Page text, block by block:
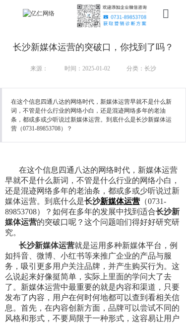
服务
行业
资讯
我们
长沙新媒体运营的突破口，你找到了吗？
来源： 时间：2025-01-02 分类：长沙
在这个信息四通八达的网络时代，新媒体运营早就不是什么新
词，不管是什么行业的网络小白，还是混迹网络多年的老油
条，都或多或少听说过新媒体运营。到底什么是长沙新媒体运
营（0731-89853708）？
在这个信息四通八达的网络时代，新媒体运营
早就不是什么新词，不管是什么行业的网络小白，
还是混迹网络多年的老油条，都或多或少听说过新
媒体运营。到底什么是长沙新媒体运营 （0731-
89853708）？如何在多年的发展中找到适合长沙新
媒体运营的突破口呢？这个问题咱们得好好研究研
究。
长沙新媒体运营就是运用多种新媒体平台，例
如抖音、微博、小红书等来推广企业的产品与服
务，吸引更多用户关注品牌，并产生购买行为。这
么说起来好像挺简单，实际上里面的学问大了去
了。新媒体运营中最重要的就是内容和渠道，只要
发布了内容，用户在何时何地都可以查到看相关信
息。首先，在内容创新方面，品牌可以尝试不同的
风格和形式，不要局限于一种形式，这容易让用户